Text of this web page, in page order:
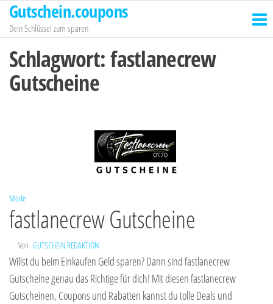
Zum
Inhalt
springen
Gutschein.coupons
Dein Schlüssel zum sparen
Schlagwort:fastlanecrew
Gutscheine
Mode
fastlanecrew Gutscheine
Von GUTSCHEIN REDAKTION
Willst du beim Einkaufen Geld sparen? Dann sind fastlanecrew
Gutscheine genau das Richtige für dich! Mit diesen fastlanecrew
Gutscheinen, Coupons und Rabatten kannst du tolle Deals und